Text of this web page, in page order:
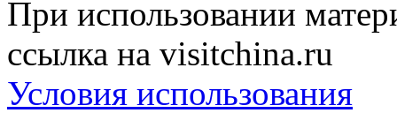
При использовании
ссылка на visitchina.ru
Условия использования